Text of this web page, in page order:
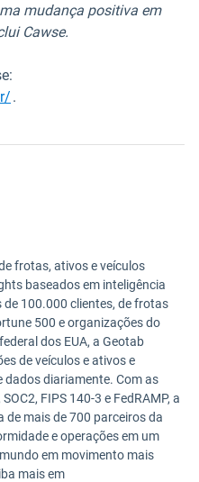
mudança positiva em
Cawse.
.
frotas, ativos e veículos
baseados em inteligência
100.000 clientes, de frotas
500 e organizações do
dos EUA, a Geotab
de veículos e ativos e
dados diariamente. Com as
FIPS 140-3 e FedRAMP, a
mais de 700 parceiros da
e operações em um
em movimento mais
mais em